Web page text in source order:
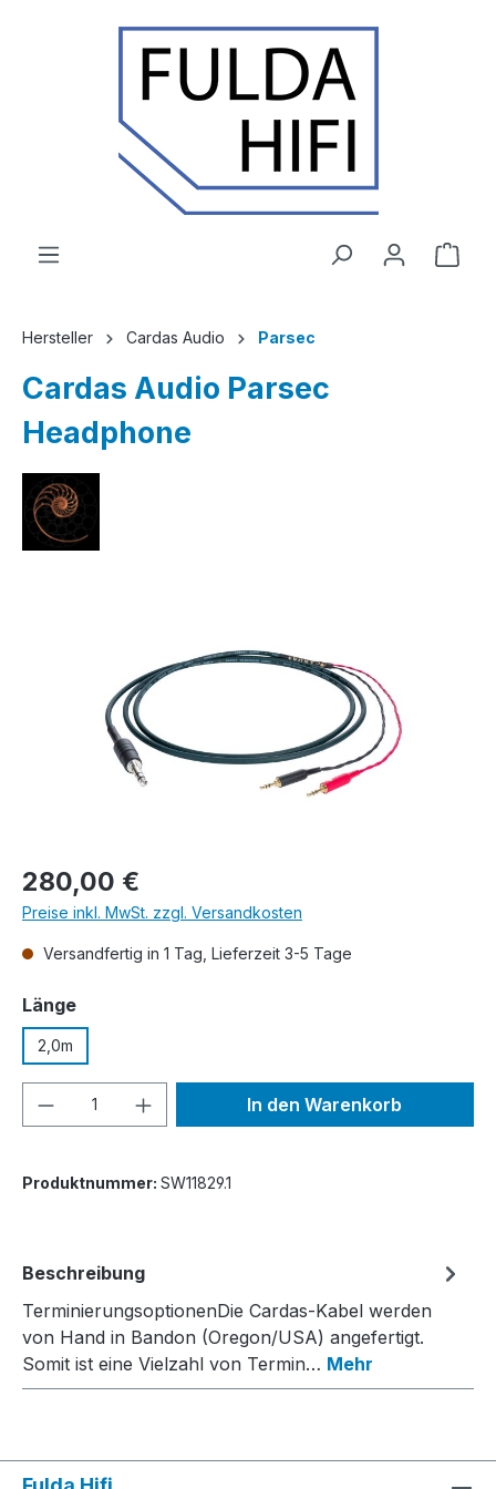
Zum Hauptinhalt springen
Hersteller Cardas Audio Parsec
Cardas Audio Parsec
Headphone
Regulärer Preis:
280,00 €
Preise inkl. MwSt. zzgl. Versandkosten
Versandfertig in 1 Tag, Lieferzeit 3-5 Tage
Längeauswählen
2,0m
Produkt Anzahl: Gib denIn den Warenkorb
Produktnummer: SW11829.1
Beschreibung
TerminierungsoptionenDie Cardas-Kabel werden
von Hand in Bandon (Oregon/USA) angefertigt.
Somit ist eine Vielzahl von Termin… Mehr